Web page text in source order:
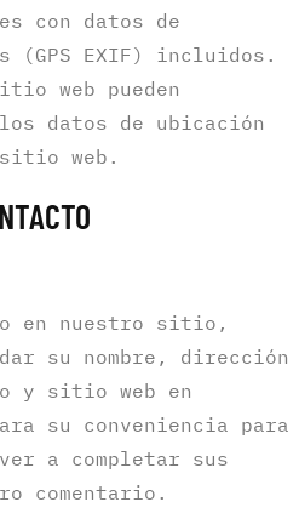
con datos de
(GPS EXIF) incluidos.
web pueden
datos de ubicación
web.
en nuestro sitio,
su nombre, dirección
y sitio web en
su conveniencia para
a completar sus
comentario.